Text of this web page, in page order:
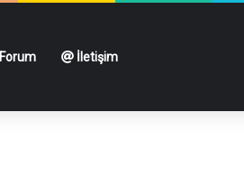
Forum İletişim